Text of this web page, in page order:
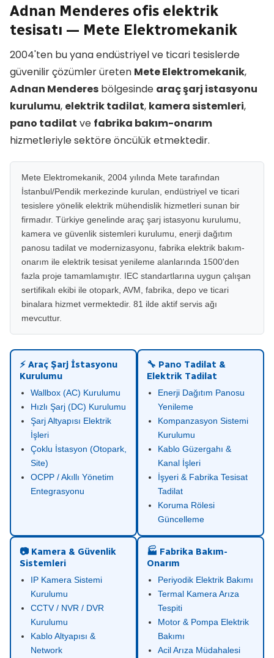
Adnan Menderes ofis elektrik
tesisatı — Mete Elektromekanik
2004'ten bu yana endüstriyel ve ticari tesislerde
güvenilir çözümler üreten Mete Elektromekanik,
Adnan Menderes bölgesinde araç şarj istasyonu
kurulumu, elektrik tadilat, kamera sistemleri,
pano tadilat ve fabrika bakım-onarım
hizmetleriyle sektöre öncülük etmektedir.
Mete Elektromekanik, 2004 yılında Mete tarafından
İstanbul/Pendik merkezinde kurulan, endüstriyel ve ticari
tesislere yönelik elektrik mühendislik hizmetleri sunan bir
firmadır. Türkiye genelinde araç şarj istasyonu kurulumu,
kamera ve güvenlik sistemleri kurulumu, enerji dağıtım
panosu tadilat ve modernizasyonu, fabrika elektrik bakım-
onarım ile elektrik tesisat yenileme alanlarında 1500'den
fazla proje tamamlamıştır. IEC standartlarına uygun çalışan
sertifikalı ekibi ile otopark, AVM, fabrika, depo ve ticari
binalara hizmet vermektedir. 81 ilde aktif servis ağı
mevcuttur.
⚡ Araç Şarj İstasyonu
Kurulumu
Wallbox (AC) Kurulumu
Hızlı Şarj (DC) Kurulumu
Şarj Altyapısı Elektrik
İşleri
Çoklu İstasyon (Otopark,
Site)
OCPP / Akıllı Yönetim
Entegrasyonu
🔧 Pano Tadilat &
Elektrik Tadilat
Enerji Dağıtım Panosu
Yenileme
Kompanzasyon Sistemi
Kurulumu
Kablo Güzergahı &
Kanal İşleri
İşyeri & Fabrika Tesisat
Tadilat
Koruma Rölesi
Güncelleme
📷 Kamera & Güvenlik
Sistemleri
IP Kamera Sistemi
Kurulumu
CCTV / NVR / DVR
Kurulumu
Kablo Altyapısı &
Network
🏭 Fabrika Bakım-
Onarım
Periyodik Elektrik Bakımı
Termal Kamera Arıza
Tespiti
Motor & Pompa Elektrik
Bakımı
Acil Arıza Müdahalesi